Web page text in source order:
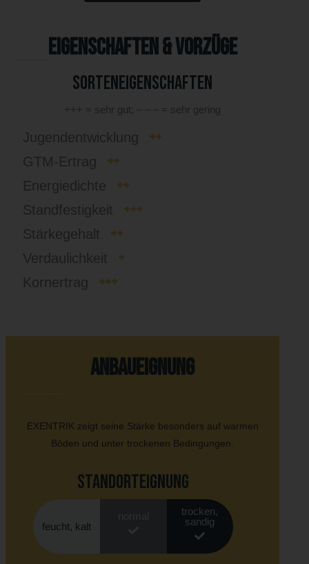
Eigenschaften & Vorzüge
Sorteneigenschaften
+++ = sehr gut; – – – = sehr gering
Jugendentwicklung ++
GTM-Ertrag ++
Energiedichte ++
Standfestigkeit +++
Stärkegehalt ++
Verdaulichkeit +
Kornertrag +++
Anbaueignung
EXENTRIK zeigt seine Stärke besonders auf warmen
Böden und unter trockenen Bedingungen.
Standorteignung
feucht, kalt
trocken,
sandig